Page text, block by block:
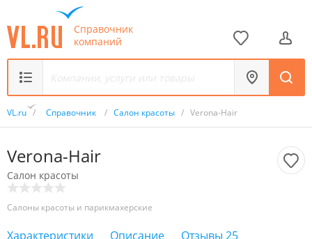
Справочник
компаний
VL.ru / Справочник / Салон красоты / Verona-Hair
Verona-Hair
Салон красоты
Салоны красоты и парикмахерские
Характеристики Описание Отзывы 25